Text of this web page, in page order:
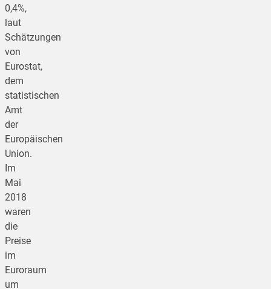
0,4%,
laut
Schätzungen
von
Eurostat,
dem
statistischen
Amt
der
Europäischen
Union.
Im
Mai
2018
waren
die
Preise
im
Euroraum
um